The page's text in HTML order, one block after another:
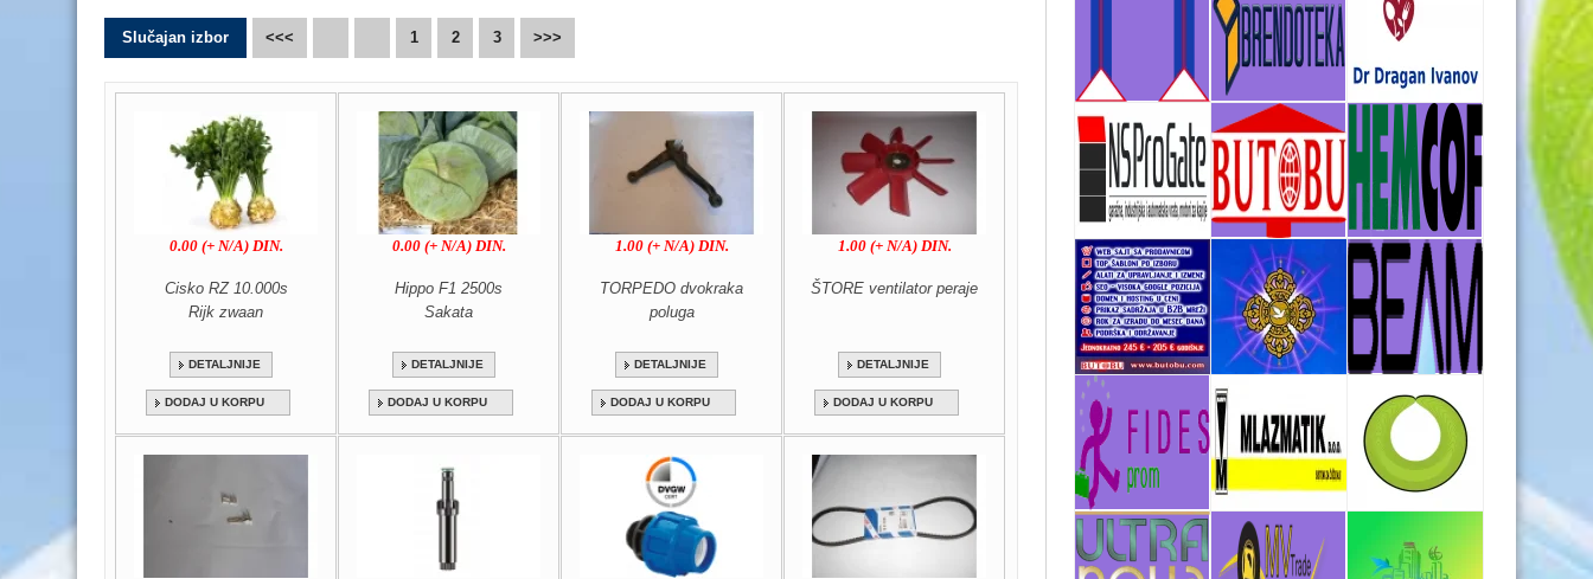
Slučajan izbor <<< 1 2 3 >>>
0.00 (+ N/A) DIN.
Cisko RZ 10.000s
Rijk zwaan
DETALJNIJE
DODAJ U KORPU
0.00 (+ N/A) DIN.
Hippo F1 2500s
Sakata
DETALJNIJE
DODAJ U KORPU
1.00 (+ N/A) DIN.
TORPEDO dvokraka
poluga
DETALJNIJE
DODAJ U KORPU
1.00 (+ N/A) DIN.
ŠTORE ventilator peraje
DETALJNIJE
DODAJ U KORPU